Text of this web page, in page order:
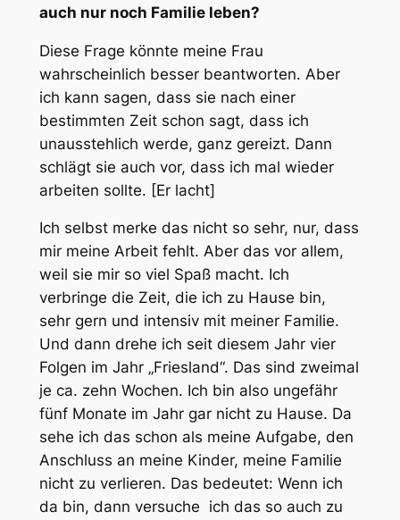
auch nur noch Familie leben?
Diese Frage könnte meine Frau
wahrscheinlich besser beantworten. Aber
ich kann sagen, dass sie nach einer
bestimmten Zeit schon sagt, dass ich
unausstehlich werde, ganz gereizt. Dann
schlägt sie auch vor, dass ich mal wieder
arbeiten sollte. [Er lacht]
Ich selbst merke das nicht so sehr, nur, dass
mir meine Arbeit fehlt. Aber das vor allem,
weil sie mir so viel Spaß macht. Ich
verbringe die Zeit, die ich zu Hause bin,
sehr gern und intensiv mit meiner Familie.
Und dann drehe ich seit diesem Jahr vier
Folgen im Jahr „Friesland“. Das sind zweimal
je ca. zehn Wochen. Ich bin also ungefähr
fünf Monate im Jahr gar nicht zu Hause. Da
sehe ich das schon als meine Aufgabe, den
Anschluss an meine Kinder, meine Familie
nicht zu verlieren. Das bedeutet: Wenn ich
da bin, dann versuche ich das so auch zu